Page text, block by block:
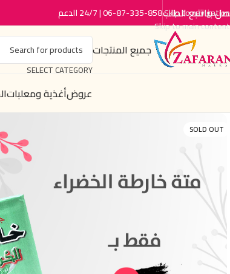
Skip to navigation
Skip to main content
بناتتبع الطلب06-87-335-858 | 24/7 الدعم
جميع المنتجات
SELECT CATEGORY
عروضأغذية ومعلبات
SOLD OUT